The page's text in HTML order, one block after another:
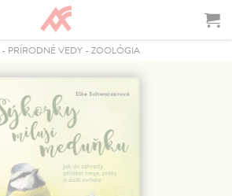
- PRÍRODNÉ VEDY - ZOOLÓGIA